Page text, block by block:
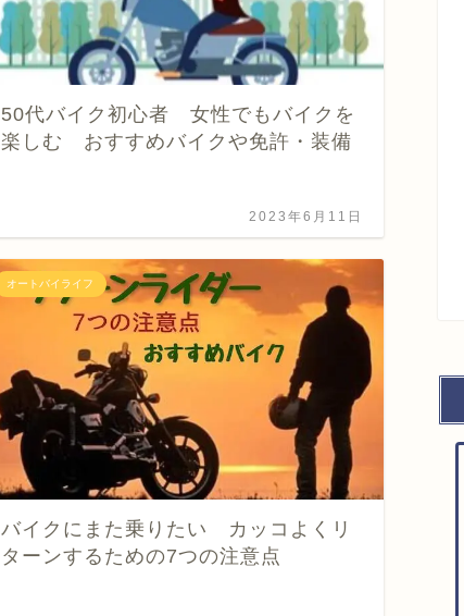
50代バイク初心者 女性でもバイクを
楽しむ おすすめバイクや免許・装備
2023年6月11日
オートバイライフ
バイクにまた乗りたい カッコよくリ
ターンするための7つの注意点